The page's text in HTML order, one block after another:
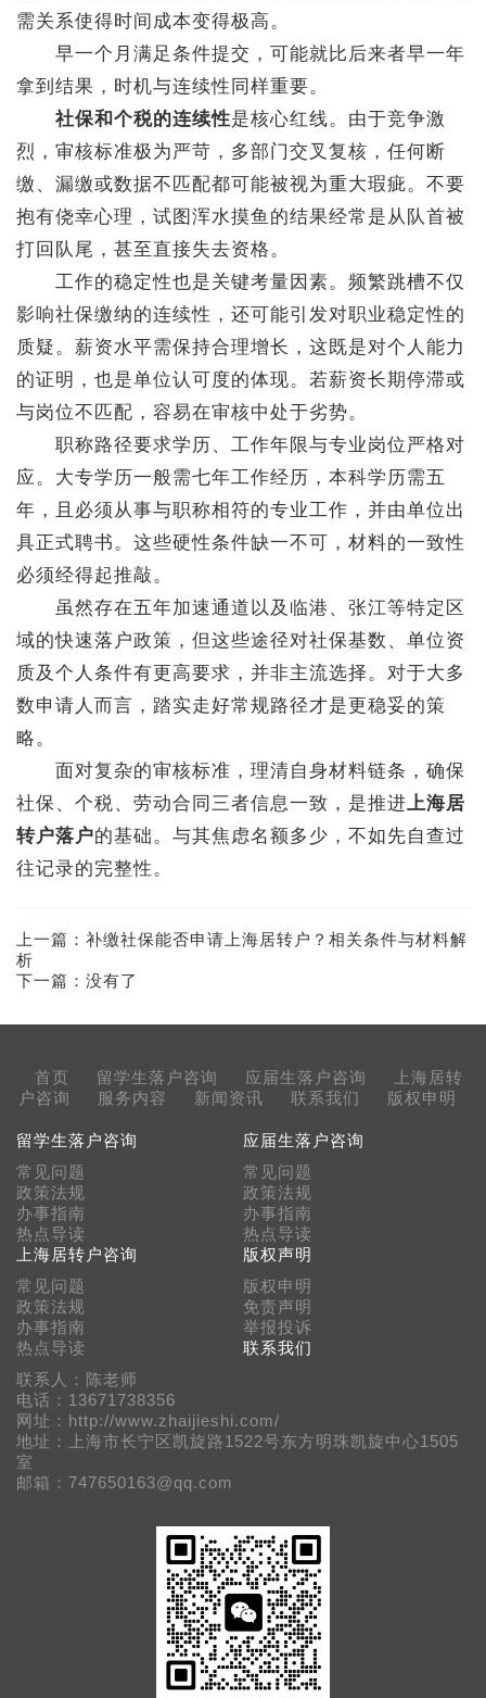
需关系使得时间成本变得极高。
早一个月满足条件提交，可能就比后来者早一年
拿到结果，时机与连续性同样重要。
社保和个税的连续性是核心红线。由于竞争激
烈，审核标准极为严苛，多部门交叉复核，任何断
缴、漏缴或数据不匹配都可能被视为重大瑕疵。不要
抱有侥幸心理，试图浑水摸鱼的结果经常是从队首被
打回队尾，甚至直接失去资格。
工作的稳定性也是关键考量因素。频繁跳槽不仅
影响社保缴纳的连续性，还可能引发对职业稳定性的
质疑。薪资水平需保持合理增长，这既是对个人能力
的证明，也是单位认可度的体现。若薪资长期停滞或
与岗位不匹配，容易在审核中处于劣势。
职称路径要求学历、工作年限与专业岗位严格对
应。大专学历一般需七年工作经历，本科学历需五
年，且必须从事与职称相符的专业工作，并由单位出
具正式聘书。这些硬性条件缺一不可，材料的一致性
必须经得起推敲。
虽然存在五年加速通道以及临港、张江等特定区
域的快速落户政策，但这些途径对社保基数、单位资
质及个人条件有更高要求，并非主流选择。对于大多
数申请人而言，踏实走好常规路径才是更稳妥的策
略。
面对复杂的审核标准，理清自身材料链条，确保
社保、个税、劳动合同三者信息一致，是推进上海居
转户落户的基础。与其焦虑名额多少，不如先自查过
往记录的完整性。
上一篇： 补缴社保能否申请上海居转户？相关条件与材料解
析
下一篇：没有了
首页 留学生落户咨询 应届生落户咨询
上海居转
户咨询
服务内容 新闻资讯 联系我们 版权申明
留学生落户咨询
常见问题
政策法规
办事指南
热点导读
应届生落户咨询
常见问题
政策法规
办事指南
热点导读
上海居转户咨询
常见问题
政策法规
办事指南
热点导读
版权声明
版权申明
免责声明
举报投诉
联系我们
联系人：陈老师
电话：13671738356
网址：http://www.zhaijieshi.com/
地址：上海市长宁区凯旋路1522号东方明珠凯旋中心1505
室
邮箱：747650163@qq.com